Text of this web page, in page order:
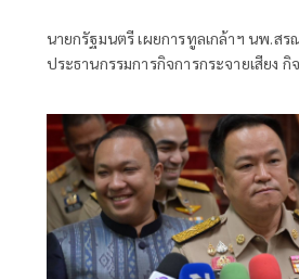
นายกรัฐมนตรี เผยการทูลเกล้าฯ นพ.
ประธานกรรมการกิจการกระจายเสียง